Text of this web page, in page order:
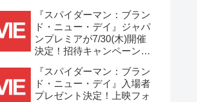
『スパイダーマン：ブラン
ド・ニュー・デイ』ジャパ
ンプレミアが7/30(木)開催
決定！招待キャンペーンは
中！！
『スパイダーマン：ブラン
ド・ニュー・デイ』入場者
プレゼント決定！上映フォ